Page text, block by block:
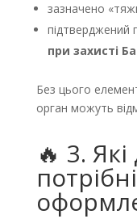
зазначено
підтверджений
при захисті
Без цього
орган можуть
🔥 3.